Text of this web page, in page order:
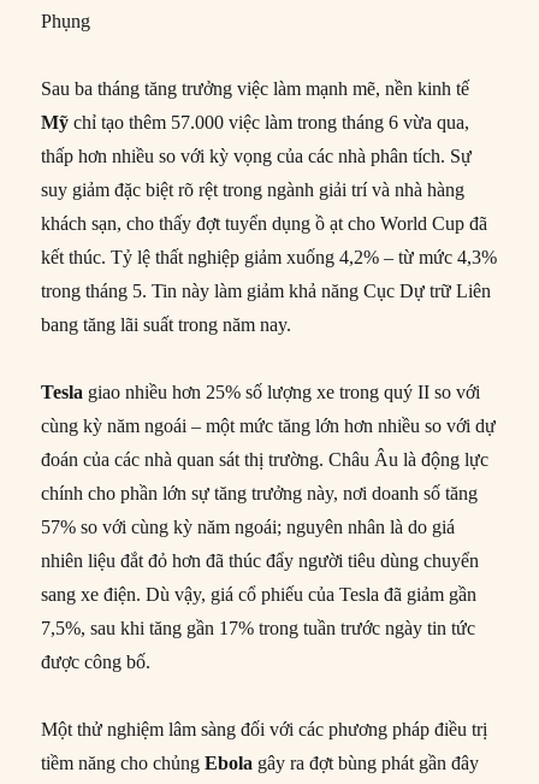
Phụng
Sau ba tháng tăng trưởng việc làm mạnh mẽ, nền kinh tế
Mỹ chỉ tạo thêm 57.000 việc làm trong tháng 6 vừa qua,
thấp hơn nhiều so với kỳ vọng của các nhà phân tích. Sự
suy giảm đặc biệt rõ rệt trong ngành giải trí và nhà hàng
khách sạn, cho thấy đợt tuyển dụng ồ ạt cho World Cup đã
kết thúc. Tỷ lệ thất nghiệp giảm xuống 4,2% – từ mức 4,3%
trong tháng 5. Tin này làm giảm khả năng Cục Dự trữ Liên
bang tăng lãi suất trong năm nay.
Tesla giao nhiều hơn 25% số lượng xe trong quý II so với
cùng kỳ năm ngoái – một mức tăng lớn hơn nhiều so với dự
đoán của các nhà quan sát thị trường. Châu Âu là động lực
chính cho phần lớn sự tăng trưởng này, nơi doanh số tăng
57% so với cùng kỳ năm ngoái; nguyên nhân là do giá
nhiên liệu đắt đỏ hơn đã thúc đẩy người tiêu dùng chuyển
sang xe điện. Dù vậy, giá cổ phiếu của Tesla đã giảm gần
7,5%, sau khi tăng gần 17% trong tuần trước ngày tin tức
được công bố.
Một thử nghiệm lâm sàng đối với các phương pháp điều trị
tiềm năng cho chủngEbola gây ra đợt bùng phát gần đây